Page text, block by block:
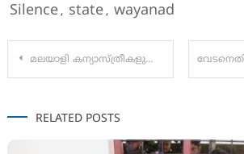
Silence, state, wayanad
Post
മലയാളി കന്യാസ്ത്രീകളുടെ അറസ്റ്റ്: സംസ്ഥാന ബിജെപി അധ്യക്ഷനെതിരെ രൂക്ഷ വിമർശനവുമായി ആർ എസ് എസ്
RELATED POSTS